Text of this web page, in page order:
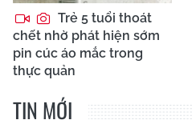
Trẻ 5 tuổi thoát
chết nhờ phát hiện sớm
pin cúc áo mắc trong
thực quản
TIN MỚI